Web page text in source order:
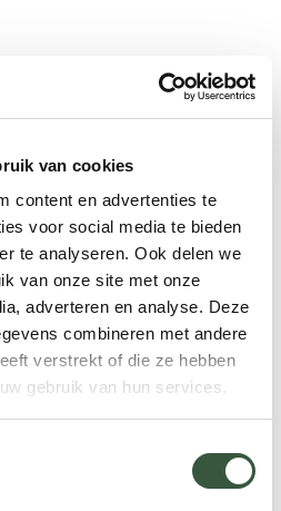
van cookies
content en advertenties te
voor social media te bieden
te analyseren. Ook delen we
van onze site met onze
adverteren en analyse. Deze
combineren met andere
verstrekt of die ze hebben
gebruik van hun services.
te geven van hoe uw
komen te zien met Travel